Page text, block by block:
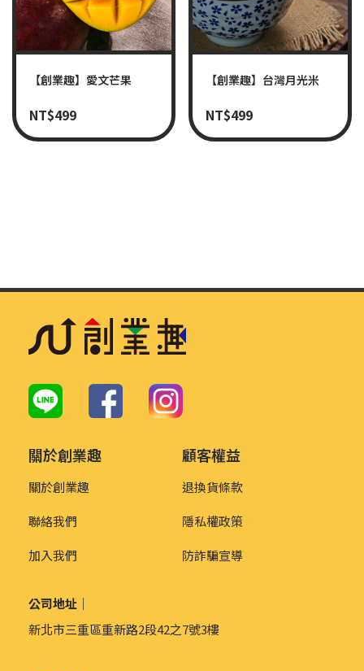
【創業趣】愛文芒果
NT$499
【創業趣】台灣月光米
NT$499
關於創業趣
關於創業趣
聯絡我們
加入我們
顧客權益
退換貨條款
隱私權政策
防詐騙宣導
公司地址｜
新北市三重區重新路2段42之7號3樓